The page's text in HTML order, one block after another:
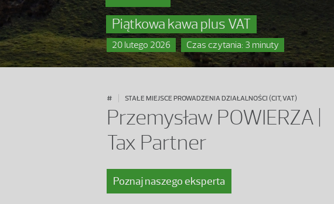
Piątkowa kawa plus VAT
20 lutego 2026 Czas czytania: 3 minuty
# STAŁE MIEJSCE PROWADZENIA DZIAŁALNOŚCI (CIT, VAT)
Przemysław POWIERZA |
Tax Partner
Poznaj naszego eksperta